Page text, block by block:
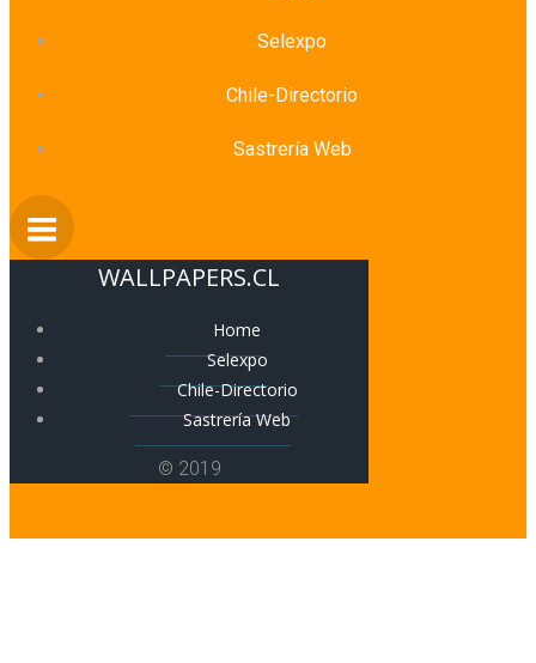
Selexpo
Chile-Directorio
Sastrería Web
WALLPAPERS.CL
Home
Selexpo
Chile-Directorio
Sastrería Web
© 2019